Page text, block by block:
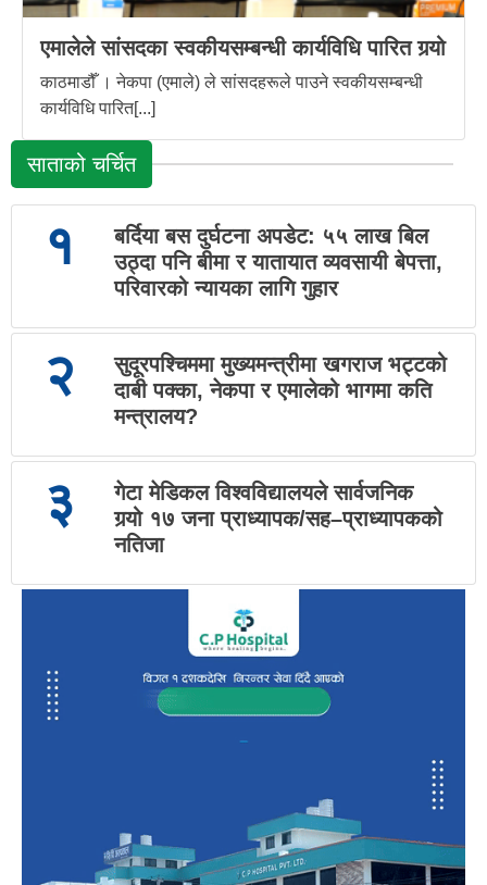
एमालेले सांसदका स्वकीयसम्बन्धी कार्यविधि पारित गर्‍यो
काठमाडौँ । नेकपा (एमाले) ले सांसदहरूले पाउने स्वकीयसम्बन्धी
कार्यविधि पारित[...]
साताको चर्चित
१
बर्दिया बस दुर्घटना अपडेट: ५५ लाख बिल
उठ्दा पनि बीमा र यातायात व्यवसायी बेपत्ता,
परिवारको न्यायका लागि गुहार
२
सुदूरपश्चिममा मुख्यमन्त्रीमा खगराज भट्टको
दाबी पक्का, नेकपा र एमालेको भागमा कति
मन्त्रालय?
३
गेटा मेडिकल विश्वविद्यालयले सार्वजनिक
गर्‍यो १७ जना प्राध्यापक/सह–प्राध्यापकको
नतिजा